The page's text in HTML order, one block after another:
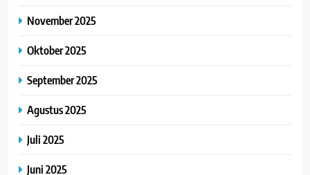
November 2025
Oktober 2025
September 2025
Agustus 2025
Juli 2025
Juni 2025